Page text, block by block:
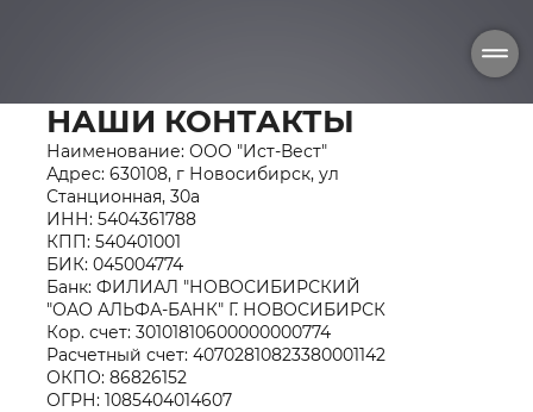
НАШИ КОНТАКТЫ
Наименование: ООО "Ист-Вест"
Адрес: 630108, г Новосибирск, ул
Станционная, 30а
ИНН: 5404361788
КПП: 540401001
БИК: 045004774
Банк: ФИЛИАЛ "НОВОСИБИРСКИЙ
"ОАО АЛЬФА-БАНК" Г. НОВОСИБИРСК
Кор. счет: 30101810600000000774
Расчетный счет: 40702810823380001142
ОКПО: 86826152
ОГРН: 1085404014607